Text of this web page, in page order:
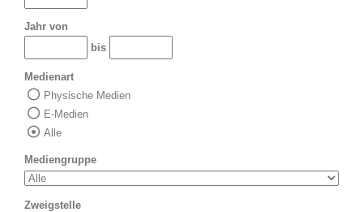
Jahr von
bis
Medienart
Physische Medien
E-Medien
Alle
Mediengruppe
Zweigstelle